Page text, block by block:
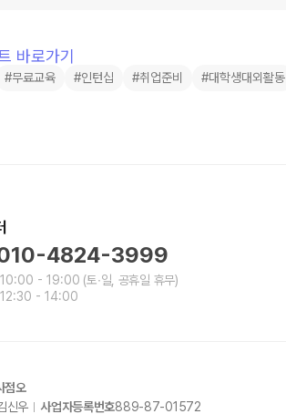
바로가기
#무료교육 #인턴십 #취업준비 #대학생대외활동
4824-3999
10:00 - 19:00 (토∙일, 공휴일 휴무)
12:30 - 14:00
점오
신우 사업자등록번호889-87-01572